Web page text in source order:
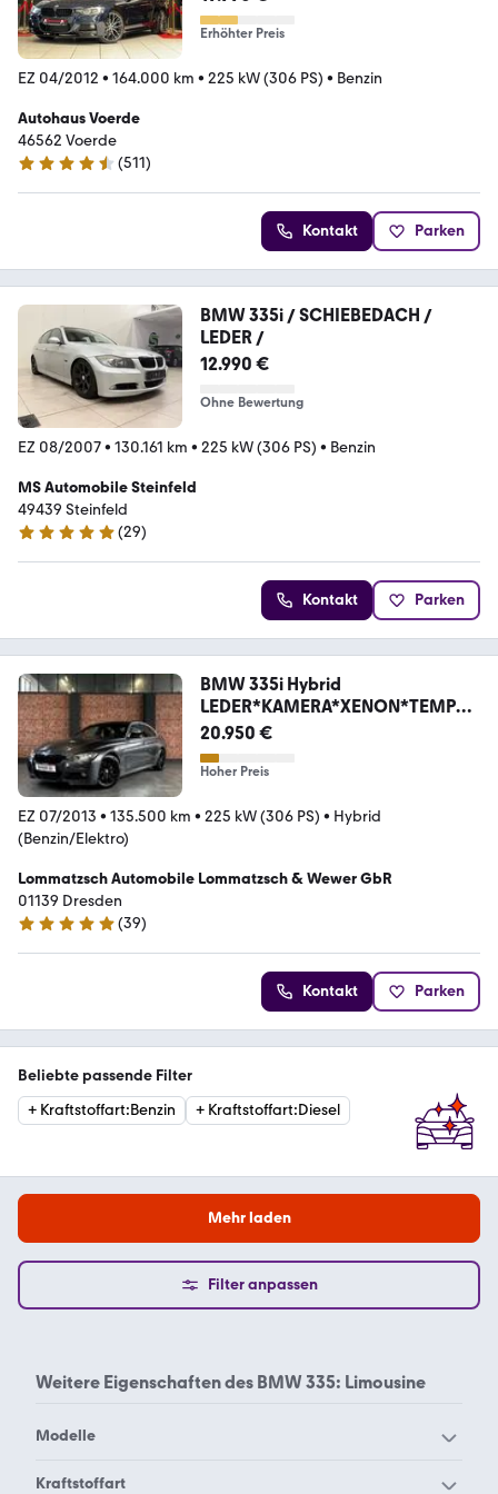
Erhöhter Preis
EZ 04/2012 • 164.000 km • 225 kW (306 PS) • Benzin
Autohaus Voerde
46562 Voerde
4.5 Sterne
(511)
Kontakt Parken
BMW 335i / SCHIEBEDACH /
LEDER /
12.990 €
Ohne Bewertung
EZ 08/2007• 130.161 km • 225 kW (306 PS) • Benzin
MS Automobile Steinfeld
49439 Steinfeld
4.9 Sterne
(29)
Kontakt Parken
BMW 335i Hybrid
LEDER*KAMERA*XENON*TEMPO
MAT
20.950 €
Hoher Preis
EZ 07/2013 • 135.500 km • 225 kW (306 PS) • Hybrid
(Benzin/Elektro)
Lommatzsch Automobile Lommatzsch & Wewer GbR
01139 Dresden
5 Sterne
(39)
Kontakt Parken
Beliebte passende Filter
+ Kraftstoffart:Benzin + Kraftstoffart:Diesel
Mehr laden
Filter anpassen
Weitere Eigenschaften des BMW 335: Limousine
Modelle
BMW 114
Kraftstoffart